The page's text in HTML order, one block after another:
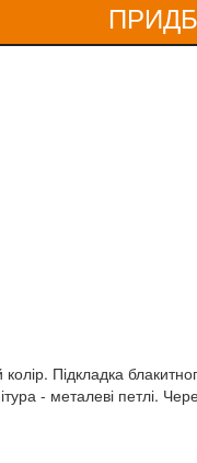
Підкладка
- металеві петлі.